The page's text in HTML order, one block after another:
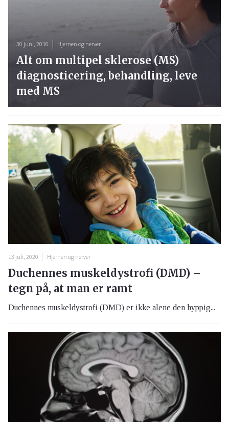
13 juli, 2020 Hjernen og nerver
Duchennes muskeldystrofi (DMD) –
tegn på, at man er ramt
Duchennes muskeldystrofi (DMD) er ikke alene den hyppig...
30 juni, 2016 Hjernen og nerver
Alt om multipel sklerose (MS)
diagnosticering, behandling, leve
med MS